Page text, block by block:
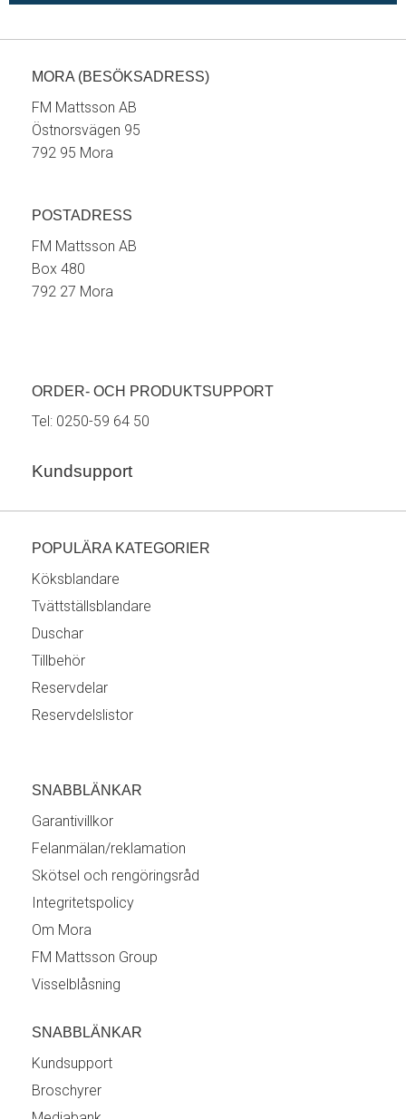
MORA (BESÖKSADRESS)
FM Mattsson AB
Östnorsvägen 95
792 95 Mora
POSTADRESS
FM Mattsson AB
Box 480
792 27 Mora
ORDER- OCH PRODUKTSUPPORT
Tel: 0250-59 64 50
Kundsupport
POPULÄRA KATEGORIER
Köksblandare
Tvättställsblandare
Duschar
Tillbehör
Reservdelar
Reservdelslistor
SNABBLÄNKAR
Garantivillkor
Felanmälan/reklamation
Skötsel och rengöringsråd
Integritetspolicy
Om Mora
FM Mattsson Group
Visselblåsning
SNABBLÄNKAR
Kundsupport
Broschyrer